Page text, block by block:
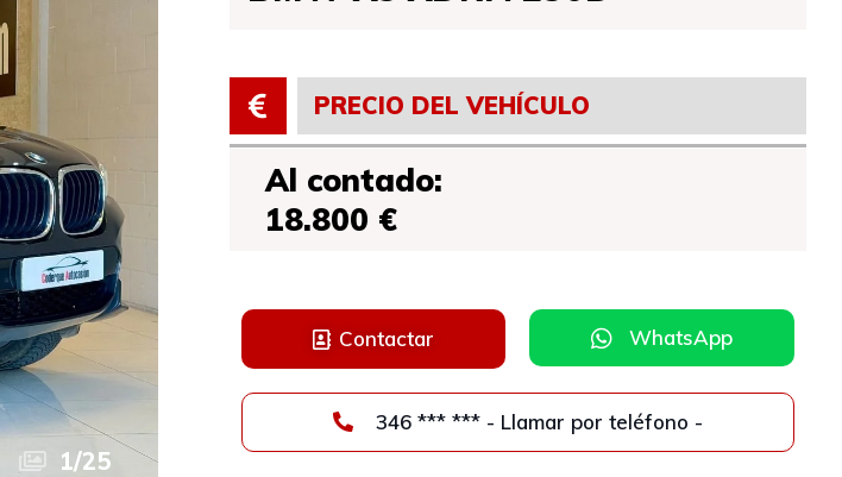
1/25
PRECIO DEL VEHÍCULO
Al contado:
18.800 €
Contactar WhatsApp
346 *** *** - Llamar por teléfono -